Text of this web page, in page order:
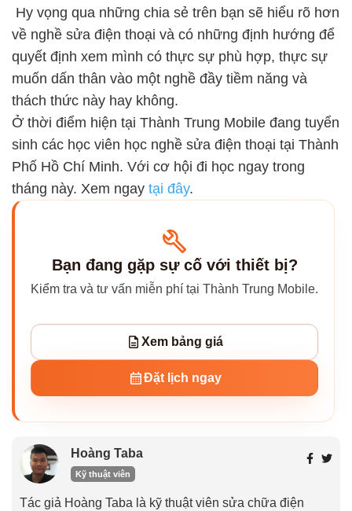
Hy vọng qua những chia sẻ trên bạn sẽ hiểu rõ hơn
về nghề sửa điện thoại và có những định hướng để
quyết định xem mình có thực sự phù hợp, thực sự
muốn dấn thân vào một nghề đầy tiềm năng và
thách thức này hay không.
Ở thời điểm hiện tại Thành Trung Mobile đang tuyển
sinh các học viên học nghề sửa điện thoại tại Thành
Phố Hồ Chí Minh. Với cơ hội đi học ngay trong
tháng này. Xem ngay tại đây.
Bạn đang gặp sự cố với thiết bị?
Kiểm tra và tư vấn miễn phí tại Thành Trung Mobile.
Xem bảng giá
Đặt lịch ngay
Hoàng Taba
Kỹ thuật viên
Tác giả Hoàng Taba là kỹ thuật viên sửa chữa điện